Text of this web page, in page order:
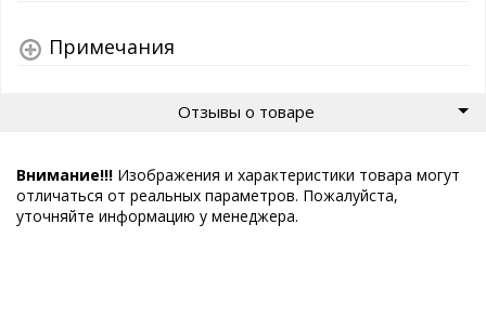
Примечания
Отзывы о товаре
Внимание!!! Изображения и характеристики товара могут
отличаться от реальных параметров. Пожалуйста,
уточняйте информацию у менеджера.